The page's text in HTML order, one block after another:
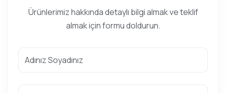
Ürünlerimiz hakkında detaylı bilgi almak ve teklif
almak için formu doldurun.